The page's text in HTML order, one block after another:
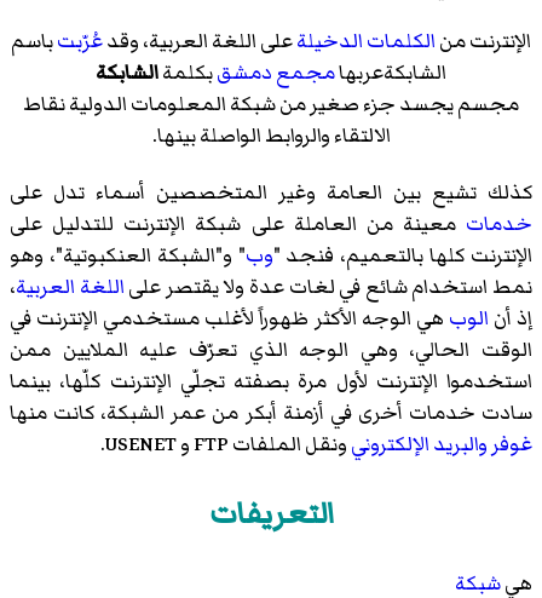
الإنترنت منالكلمات الدخيلةعلى اللغة العربية، وقدعُرّبتباسم
الشابكةعربهامجمع دمشقبكلمةالشابكة
مجسم يجسد جزء صغير من شبكة المعلومات الدولية نقاط
الالتقاء والروابط الواصلة بينها.
كذلك تشيع بين العامة وغير المتخصصين أسماء تدل على
خدمات معينة من العاملة على شبكة الإنترنت للتدليل على
الإنترنت كلها بالتعميم، فنجد "وب" و"الشبكة العنكبوتية"، وهو
نمط استخدام شائع في لغات عدة ولا يقتصر علىاللغة العربية،
إذ أن الوب هي الوجه الأكثر ظهوراً لأغلب مستخدمي الإنترنت في
الوقت الحالي، وهي الوجه الذي تعرّف عليه الملايين ممن
استخدموا الإنترنت لأول مرة بصفته تجلّي الإنترنت كلّها، بينما
سادت خدمات أخرى في أزمنة أبكر من عمر الشبكة، كانت منها
غوفر والبريد الإلكترونيونقل الملفات FTP و USENET.
التعريفات
هيشبكة